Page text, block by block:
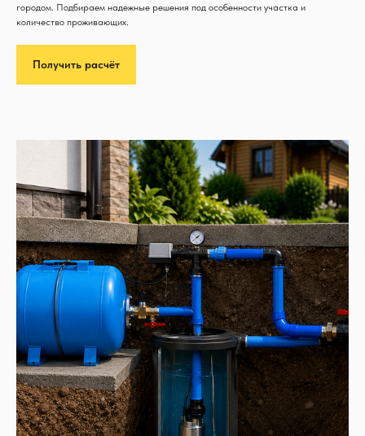
городом. Подбираем надежные решения под особенности участка и
количество проживающих.
Получить расчёт